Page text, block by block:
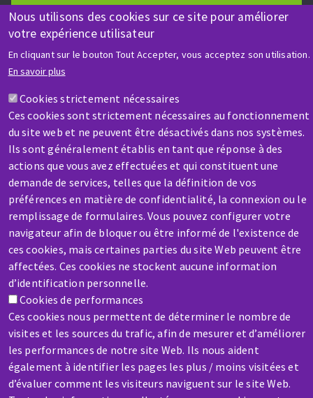
Nous utilisons des cookies sur ce site pour améliorer
votre expérience utilisateur
En cliquant sur le bouton Tout Accepter, vous acceptez son utilisation.
En savoir plus
Cookies strictement nécessaires
Ces cookies sont strictement nécessaires au fonctionnement
du site web et ne peuvent être désactivés dans nos systèmes.
Ils sont généralement établis en tant que réponse à des
actions que vous avez effectuées et qui constituent une
demande de services, telles que la définition de vos
préférences en matière de confidentialité, la connexion ou le
remplissage de formulaires. Vous pouvez configurer votre
navigateur afin de bloquer ou être informé de l'existence de
ces cookies, mais certaines parties du site Web peuvent être
affectées. Ces cookies ne stockent aucune information
d’identification personnelle.
Cookies de performances
Ces cookies nous permettent de déterminer le nombre de
visites et les sources du trafic, afin de mesurer et d’améliorer
les performances de notre site Web. Ils nous aident
également à identifier les pages les plus / moins visitées et
d’évaluer comment les visiteurs naviguent sur le site Web.
AIDE & CONTACT
Une question ? Un renseignement ?
Contactez-nous
SAV / RÉPARATION
Une machine cassée ? En panne ?
Contactez-nous
Aller